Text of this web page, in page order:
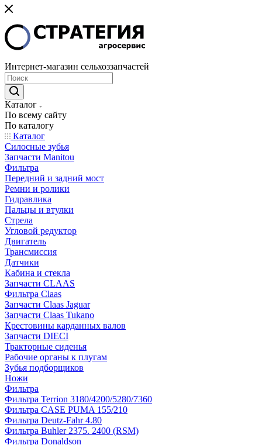
Интернет-магазин сельхоззапчастей
Каталог
По всему сайту
По каталогу
Каталог
Cилосные зубья
Запчасти Manitou
Фильтра
Передний и задний мост
Ремни и ролики
Гидравлика
Пальцы и втулки
Стрела
Угловой редуктор
Двигатель
Трансмиссия
Датчики
Кабина и стекла
Запчасти CLAAS
Фильтра Claas
Запчасти Claas Jaguar
Запчасти Claas Tukano
Крестовины карданных валов
Запчасти DIECI
Тракторные сиденья
Рабочие органы к плугам
Зубья подборщиков
Ножи
Фильтра
Фильтра Terrion 3180/4200/5280/7360
Фильтра CASE PUMA 155/210
Фильтра Deutz-Fahr 4.80
Фильтра Buhler 2375. 2400 (RSM)
Фильтра Donaldson